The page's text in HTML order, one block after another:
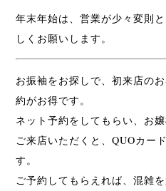
年末年始は、営業が少々変則
しくお願いします。
お振袖をお探しで、初来店の
約がお得です。
ネット予約をしてもらい、お
ご来店いただくと、QUOカー
す。
ご予約してもらえれば、混雑